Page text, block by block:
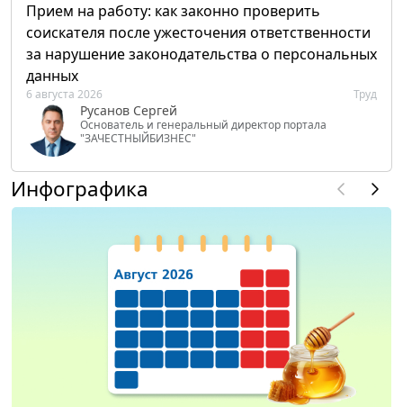
Прием на работу: как законно проверить
соискателя после ужесточения ответственности
за нарушение законодательства о персональных
данных
6 августа 2026 Труд
Русанов Сергей
Основатель и генеральный директор портала
"ЗАЧЕСТНЫЙБИЗНЕС"
Инфографика